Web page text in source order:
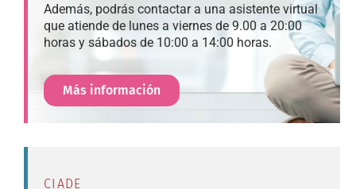
Además, podrás contactar a una asistente virtual
que atiende de lunes a viernes de 9.00 a 20:00
horas y sábados de 10:00 a 14:00 horas.
Más información
CIADE